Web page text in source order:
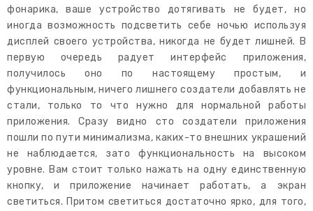
фонарика, ваше устройство дотягивать не будет, но
иногда возможность подсветить себе ночью используя
дисплей своего устройства, никогда не будет лишней. В
первую очередь радует интерфейс приложения,
получилось оно по настоящему простым, и
функциональным, ничего лишнего создатели добавлять не
стали, только то что нужно для нормальной работы
приложения. Сразу видно сто создатели приложения
пошли по пути минимализма, каких-то внешних украшений
не наблюдается, зато функциональность на высоком
уровне. Вам стоит только нажать на одну единственную
кнопку, и приложение начинает работать, а экран
светиться. Притом светиться достаточно ярко, для того,